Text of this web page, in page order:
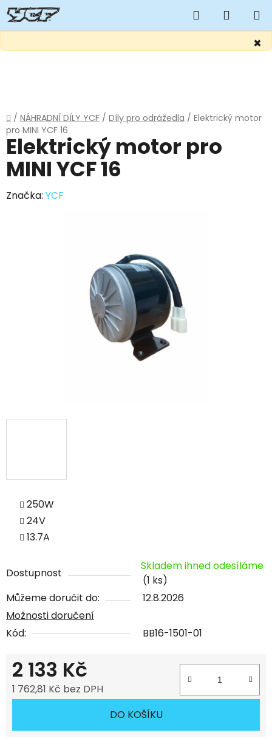
×
Hledat
KOŠÍK
Domů
/ NÁHRADNÍ DÍLY YCF / Díly pro odrážedla / Elektrický motor
pro MINI YCF 16
250W
24V
13.7A
Dostupnost
Skladem ihned odesíláme
(1 ks)
Můžeme doručit do:
12.8.2026
Možnosti doručení
Kód:
BB16-1501-01
2 133 Kč
1 762,81 Kč bez DPH
DO KOŠÍKU
Elektrický motor pro
MINI YCF 16
Značka: YCF